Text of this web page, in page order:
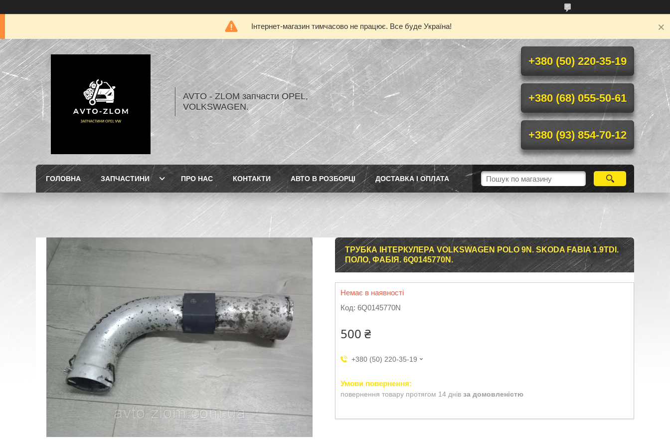
Інтернет-магазин тимчасово не працює. Все буде Україна!
AVTO - ZLOM запчасти OPEL,
VOLKSWAGEN.
+380 (50) 220-35-19
+380 (68) 055-50-61
+380 (93) 854-70-12
ГОЛОВНА ЗАПЧАСТИНИ ПРО НАС КОНТАКТИ АВТО В РОЗБОРЦІ ДОСТАВКА І ОПЛАТА
ТРУБКА ІНТЕРКУЛЕРА VOLKSWAGEN POLO 9N. SKODA FABIA 1.9TDI.
ПОЛО, ФАБІЯ. 6Q0145770N.
Немає в наявності
Код: 6Q0145770N
500 ₴
+380 (50) 220-35-19
повернення товару протягом 14 днів за домовленістю